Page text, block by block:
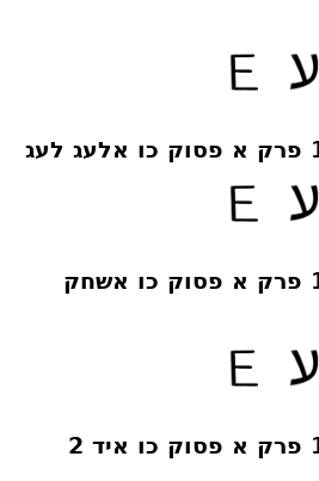
משלי 131 פרק א פסוק כו אשחק